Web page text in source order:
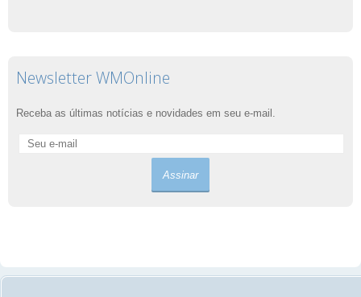
Newsletter WMOnline
Receba as últimas notícias e novidades em seu e-mail.